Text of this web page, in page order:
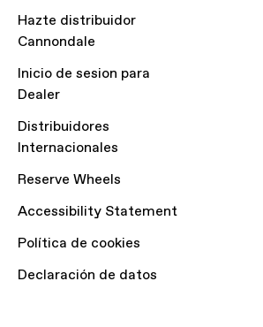
Hazte distribuidor
Cannondale
Inicio de sesion para
Dealer
Distribuidores
Internacionales
Reserve Wheels
Accessibility Statement
Política de cookies
Declaración de datos